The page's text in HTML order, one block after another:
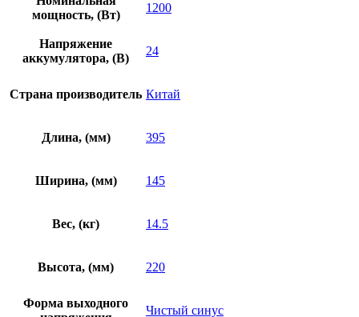
мощность, (Вт)
1200
Напряжение
аккумулятора, (В)
24
Страна производитель Китай
Длина, (мм) 395
Ширина, (мм) 145
Вес, (кг) 14.5
Высота, (мм) 220
Форма выходного
Чистый синус